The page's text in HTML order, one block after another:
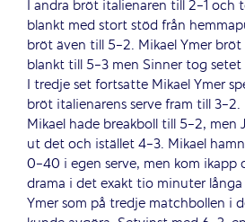
I andra bröt italienaren till 2-1 och
blankt med stort stöd från
bröt även till 5-2. Mikael Ymer
blankt till 5-3 men Sinner tog
I tredje set fortsatte Mikael Ymer
bröt italienarens serve fram till 3-2.
Mikael hade breakboll till 5-2, men
ut det och istället 4-3. Mikael
0-40 i egen serve, men kom ikapp
drama i det exakt tio minuter
Ymer som på tredje matchbollen i